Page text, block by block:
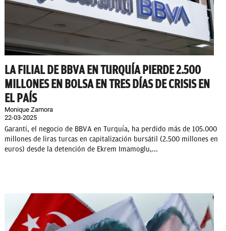
LA FILIAL DE BBVA EN TURQUÍA PIERDE 2.500
MILLONES EN BOLSA EN TRES DÍAS DE CRISIS EN
EL PAÍS
Monique Zamora
22-03-2025
Garanti, el negocio de BBVA en Turquía, ha perdido más de 105.000
millones de liras turcas en capitalización bursátil (2.500 millones en
euros) desde la detención de Ekrem Imamoglu,...